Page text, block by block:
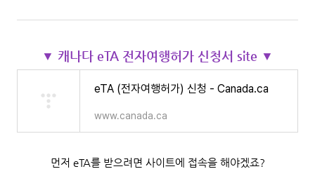
▼ 캐나다 eTA 전자여행허가 신청서 site ▼
eTA (전자여행허가) 신청 - Canada.ca
www.canada.ca
먼저 eTA를 받으려면 사이트에 접속을 해야겠죠?